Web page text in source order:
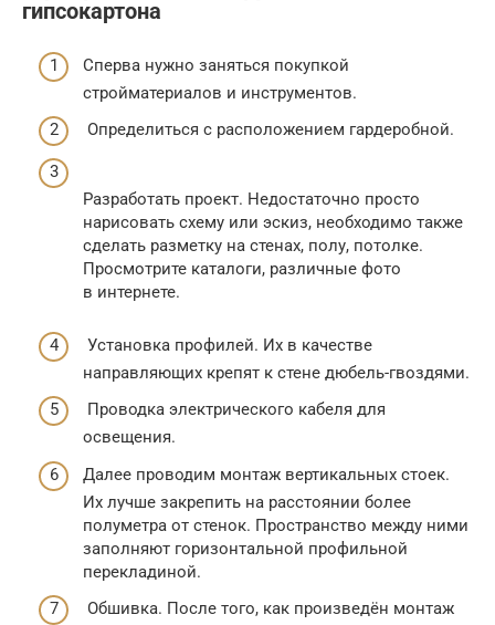
гипсокартона
Сперва нужно заняться покупкой
стройматериалов и инструментов.
Определиться с расположением гардеробной.
Разработать проект. Недостаточно просто
нарисовать схему или эскиз, необходимо также
сделать разметку на стенах, полу, потолке.
Просмотрите каталоги, различные фото
в интернете.
Установка профилей. Их в качестве
направляющих крепят к стене дюбель-гвоздями.
Проводка электрического кабеля для
освещения.
Далее проводим монтаж вертикальных стоек.
Их лучше закрепить на расстоянии более
полуметра от стенок. Пространство между ними
заполняют горизонтальной профильной
перекладиной.
Обшивка. После того, как произведён монтаж